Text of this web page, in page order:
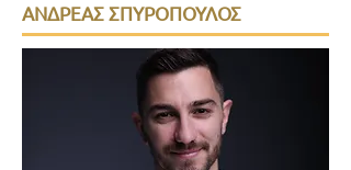
ΑΝΔΡΕΑΣ ΣΠΥΡΟΠΟΥΛΟΣ